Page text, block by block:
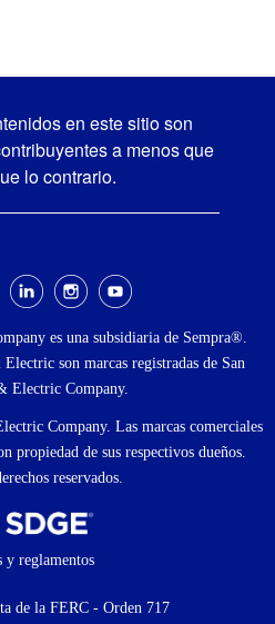
en este sitio son
a menos que
lo contrario.
es una subsidiaria de Sempra®.
son marcas registradas de San
Electric Company.
Company. Las marcas comerciales
propiedad de sus respectivos dueños.
reservados.
y reglamentos
de la FERC - Orden 717